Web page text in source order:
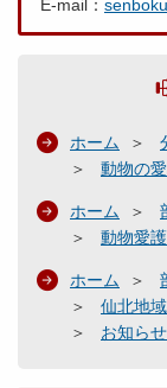
E-mail：
ホーム
動物の
ホーム
動物愛
ホーム
仙北地
お知ら